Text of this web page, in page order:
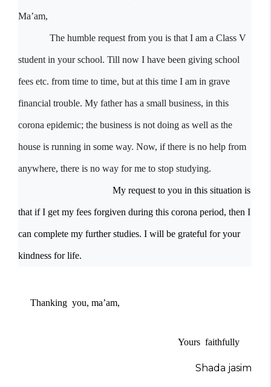
Ma’am,
The humble request from you is that I am a Class V
student in your school. Till now I have been giving school
fees etc. from time to time, but at this time I am in grave
financial trouble. My father has a small business, in this
corona epidemic; the business is not doing as well as the
house is running in some way. Now, if there is no help from
anywhere, there is no way for me to stop studying.
My request to you in this situation is
that if I get my fees forgiven during this corona period, then I
can complete my further studies. I will be grateful for your
kindness for life.
Thanking you, ma’am,
Yours faithfully
Shada jasim